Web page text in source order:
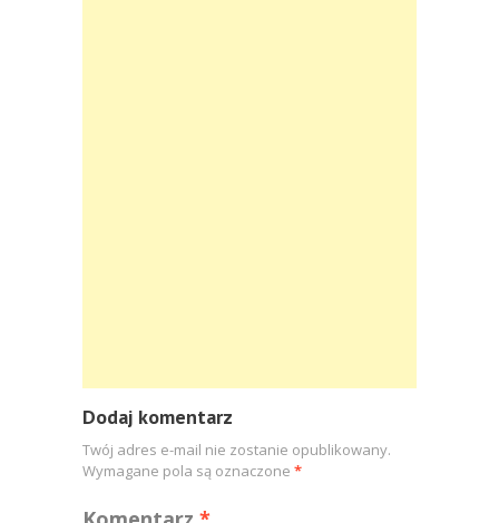
Dodaj komentarz
Twój adres e-mail nie zostanie opublikowany.
Wymagane pola są oznaczone *